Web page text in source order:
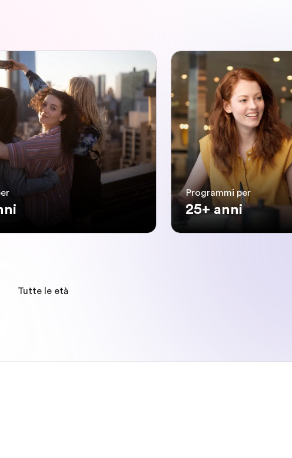
Programmi per
25+ anni
Tutte le età